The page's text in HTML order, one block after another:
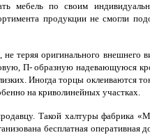
мебель по своим
продукции не смогли
теряя оригинального
П- образную надевающуюся
Иногда торцы оклеиваются
на криволинейных участках.
Такой халтуры фабрика
бесплатная оперативная